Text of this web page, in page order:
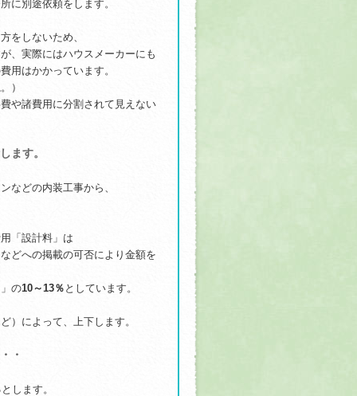
に別途依頼をします。
をしないため、
、実際にはハウスメーカーにも
用はかかっています。
）
や諸費用に分割されて見えない
ます。
などの内装工事から、
「設計料」は
どへの掲載の可否により金額を
の10～13％ としています。
）によって、上下します。
・
とします。